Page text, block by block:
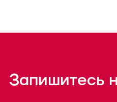
Запишитесь